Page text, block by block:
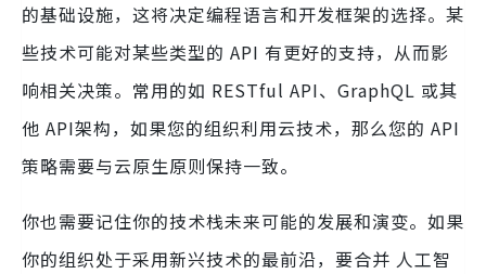
的基础设施，这将决定编程语言和开发框架的选择。某
些技术可能对某些类型的 API 有更好的支持，从而影
响相关决策。常用的如 RESTful API、GraphQL 或其
他 API架构，如果您的组织利用云技术，那么您的 API
策略需要与云原生原则保持一致。
你也需要记住你的技术栈未来可能的发展和演变。如果
你的组织处于采用新兴技术的最前沿，要合并 人工智